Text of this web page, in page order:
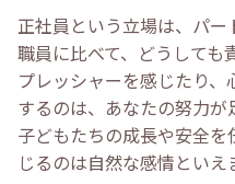
何ですか？
・ 子持ちの保育士が正
・あまりに辛くて保育
っています
・ まとめ
正社員という立場は、パー
職員に比べて、どうしても
プレッシャーを感じたり、
するのは、あなたの努力が
子どもたちの成長や安全を
じるのは自然な感情といえ